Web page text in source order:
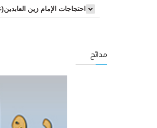
احتجاجات الإمام زين
مدائح